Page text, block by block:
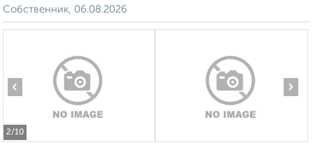
Собственник, 06.08.2026
2/10
‹ ›